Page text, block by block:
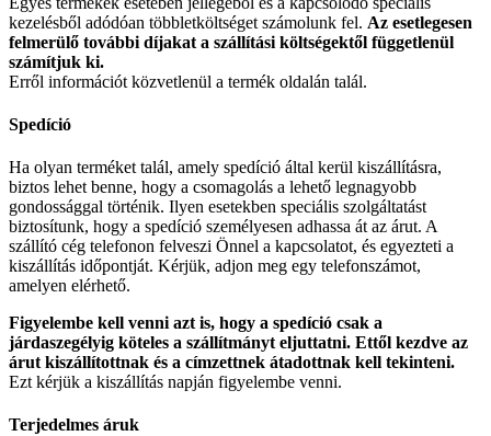
kezelésből adódóan többletköltséget számolunk fel. Az esetlegesen
felmerülő további díjakat a szállítási költségektől függetlenül
számítjuk ki.
Erről információt közvetlenül a termék oldalán talál.
Spedíció
Ha olyan terméket talál, amely spedíció által kerül kiszállításra,
biztos lehet benne, hogy a csomagolás a lehető legnagyobb
gondossággal történik. Ilyen esetekben speciális szolgáltatást
biztosítunk, hogy a spedíció személyesen adhassa át az árut. A
szállító cég telefonon felveszi Önnel a kapcsolatot, és egyezteti a
kiszállítás időpontját. Kérjük, adjon meg egy telefonszámot,
amelyen elérhető.
Figyelembe kell venni azt is, hogy a spedíció csak a
járdaszegélyig köteles a szállítmányt eljuttatni. Ettől kezdve az
árut kiszállítottnak és a címzettnek átadottnak kell tekinteni.
Ezt kérjük a kiszállítás napján figyelembe venni.
Terjedelmes áruk